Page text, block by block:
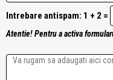
Intrebare antispam: 1 + 2 =
Atentie! Pentru a activa